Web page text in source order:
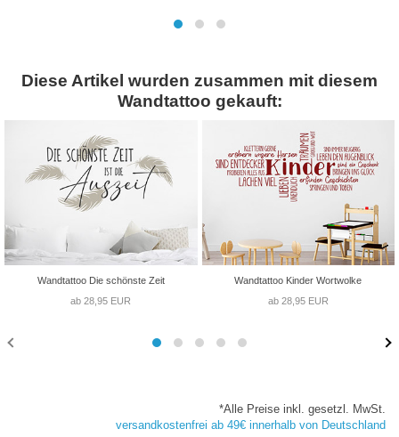
Diese Artikel wurden zusammen mit diesem
Wandtattoo gekauft:
Wandtattoo Die schönste Zeit
ab 28,95 EUR
Wandtattoo Kinder Wortwolke
ab 28,95 EUR
*Alle Preise inkl. gesetzl. MwSt.
versandkostenfrei ab 49€ innerhalb von Deutschland